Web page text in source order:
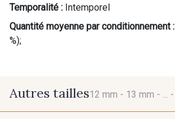
Temporalité : Intemporel
Quantité moyenne par conditionnement :
%);
Autres tailles12 mm - 13 mm - ... -